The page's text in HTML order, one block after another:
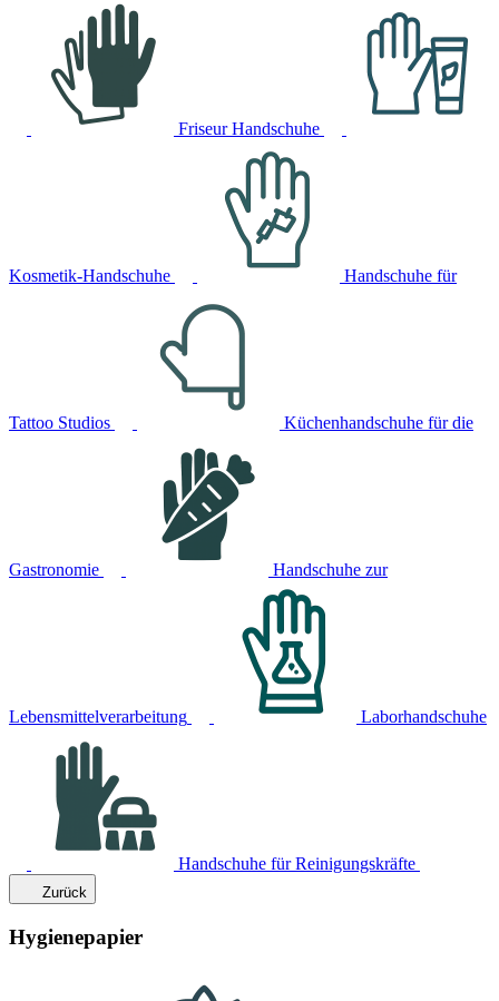
Friseur Handschuhe
Kosmetik-Handschuhe Handschuhe für
Tattoo Studios Küchenhandschuhe für die
Gastronomie Handschuhe zur
Lebensmittelverarbeitung Laborhandschuhe
Handschuhe für Reinigungskräfte
Zurück
Hygienepapier